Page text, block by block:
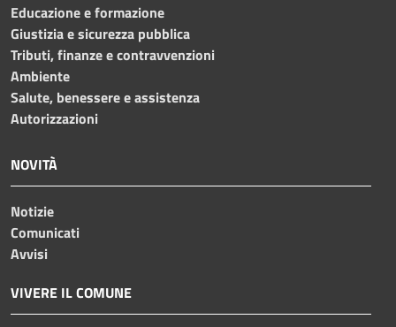
Educazione e formazione
Giustizia e sicurezza pubblica
Tributi, finanze e contravvenzioni
Ambiente
Salute, benessere e assistenza
Autorizzazioni
NOVITÀ
Notizie
Comunicati
Avvisi
VIVERE IL COMUNE